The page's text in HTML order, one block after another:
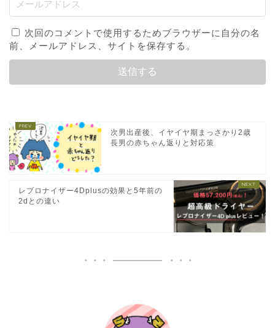
次回のコメントで使用するためブラウザーに自分の名
前、メールアドレス、サイトを保存する。
次男出産後、イヤイヤ期まっさかり2歳
長男の赤ちゃん返りと対応策
レプロナイザー4Dplusの効果と5年前の
2dとの違い